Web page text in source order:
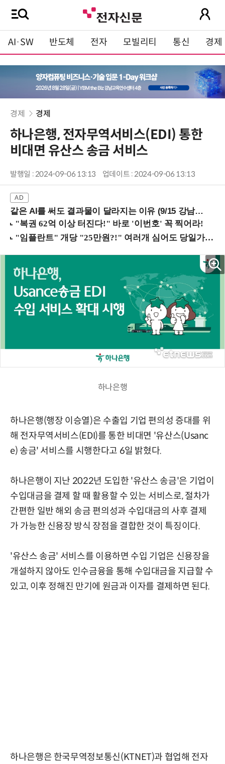
AI·SW 반도체 전자 모빌리티 통신 경제
경제 경제
하나은행, 전자무역서비스(EDI) 통한
비대면 유산스 송금 서비스
발행일 : 2024-09-06 13:13 업데이트 : 2024-09-06 13:13
같은 AI를 써도 결과물이 달라지는 이유 (9/15 강남역)
하나은행
하나은행(행장 이승열)은 수출입 기업 편의성 증대를 위
해 전자무역서비스(EDI)를 통한 비대면 '유산스(Usanc
e) 송금' 서비스를 시행한다고 6일 밝혔다.
하나은행이 지난 2022년 도입한 '유산스 송금'은 기업이
수입대금을 결제 할 때 활용할 수 있는 서비스로, 절차가
간편한 일반 해외 송금 편의성과 수입대금의 사후 결제
가 가능한 신용장 방식 장점을 결합한 것이 특징이다.
'유산스 송금' 서비스를 이용하면 수입 기업은 신용장을
개설하지 않아도 인수금융을 통해 수입대금을 지급할 수
있고, 이후 정해진 만기에 원금과 이자를 결제하면 된다.
하나은행은 한국무역정보통신(KTNET)과 협업해 전자